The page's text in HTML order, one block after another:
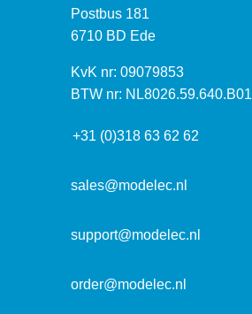
o
e
k
a
P
o
t
a
s
Postbus 181
6710 BD Ede
I
n
o
m
KvK nr: 09079853
BTW nr: NL8026.59.640.B01
+31 (0)318 63 62 62
sales@modelec.nl
support@modelec.nl
order@modelec.nl